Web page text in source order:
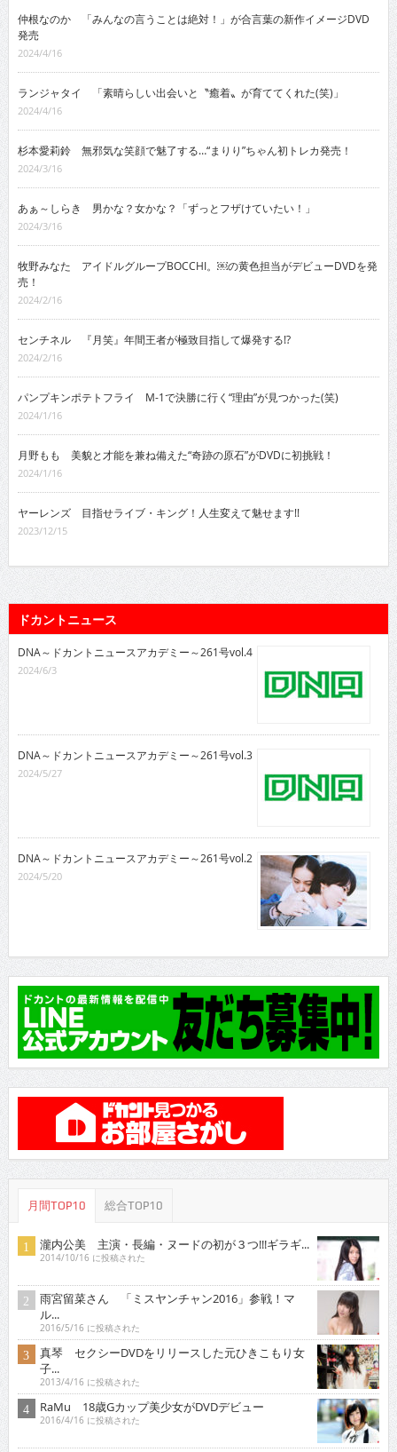
仲根なのか 「みんなの言うことは絶対！」が合言葉の新作イメージDVD
発売
2024/4/16
ランジャタイ 「素晴らしい出会いと〝癒着〟が育ててくれた(笑)」
2024/4/16
杉本愛莉鈴 無邪気な笑顔で魅了する…“まりり”ちゃん初トレカ発売！
2024/3/16
あぁ～しらき 男かな？女かな？「ずっとフザけていたい！」
2024/3/16
牧野みなた アイドルグループBOCCHI。￼の黄色担当がデビューDVDを発
売！
2024/2/16
センチネル 『月笑』年間王者が極致目指して爆発する!?
2024/2/16
パンプキンポテトフライ M-1で決勝に行く“理由”が見つかった(笑)
2024/1/16
月野もも 美貌と才能を兼ね備えた“奇跡の原石”がDVDに初挑戦！
2024/1/16
ヤーレンズ 目指せライブ・キング！人生変えて魅せます!!
2023/12/15
ドカントニュース
DNA～ドカントニュースアカデミー～261号vol.4
2024/6/3
DNA～ドカントニュースアカデミー～261号vol.3
2024/5/27
DNA～ドカントニュースアカデミー～261号vol.2
2024/5/20
月間TOP10 総合TOP10
瀧内公美 主演・長編・ヌードの初が３つ!!!ギラギ...
2014/10/16 に投稿された
雨宮留菜さん 「ミスヤンチャン2016」参戦！マ
ル...
2016/5/16 に投稿された
真琴 セクシーDVDをリリースした元ひきこもり女
子...
2013/4/16 に投稿された
RaMu 18歳Gカップ美少女がDVDデビュー
2016/4/16 に投稿された